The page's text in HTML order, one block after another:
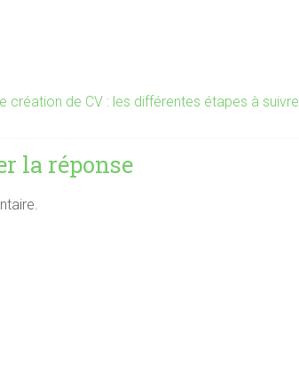
création de CV : les différentes étapes à suivre
la réponse